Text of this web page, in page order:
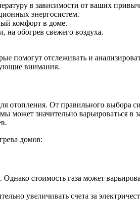
в зависимости от ваших
энергосистем.
комфорт в доме.
на обогрев свежего воздуха.
помогут отслеживать и
внимания.
отопления. От правильного выбора
может значительно варьироваться в
домов:
стоимость газа может
увеличивать счета за